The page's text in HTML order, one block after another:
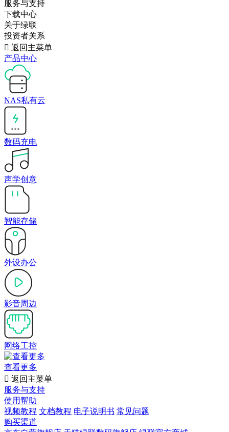
服务与支持
下载中心
关于绿联
投资者关系
 返回主菜单
产品中心
NAS私有云
数码充电
声学创意
智能存储
外设办公
影音周边
网络工控
查看更多
 返回主菜单
服务与支持
使用帮助
视频教程 文档教程 电子说明书 常见问题
购买渠道